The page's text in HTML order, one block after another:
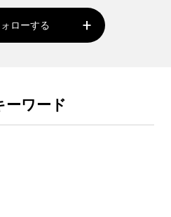
ローする
ーワード